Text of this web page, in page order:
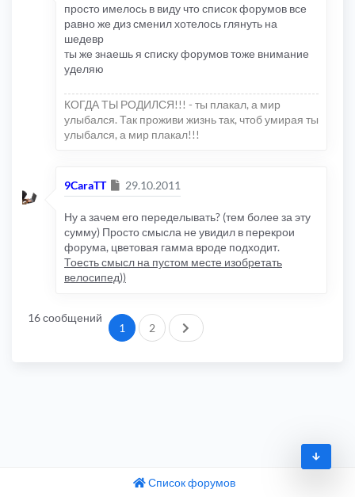
просто имелось в виду что список форумов все
равно же диз сменил хотелось глянуть на
шедевр
ты же знаешь я списку форумов тоже внимание
уделяю
КОГДА ТЫ РОДИЛСЯ!!! - ты плакал, а мир
улыбался. Так проживи жизнь так, чтоб умирая ты
улыбался, а мир плакал!!!
9CaraTT Сообщение
29.10.2011
Ну а зачем его переделывать? (тем более за эту
сумму) Просто смысла не увидил в перекрои
форума, цветовая гамма вроде подходит.
Тоесть смысл на пустом месте изобретать
велосипед))
16 сообщений
1 2 След.
Список форумов